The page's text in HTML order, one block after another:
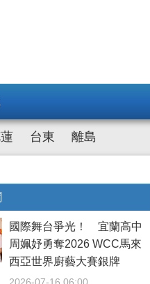
台東 離島
國際舞台爭光！ 宜蘭高中
周姵妤勇奪2026 WCC馬來
西亞世界廚藝大賽銀牌